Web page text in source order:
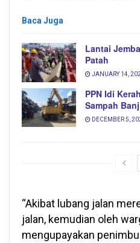
Baca Juga
Lantai
Patah
JANUARY 14,
PPN Idi
Sampah
DECEMBER 5,
“Akibat lubang jalan
jalan, kemudian oleh
mengupayakan